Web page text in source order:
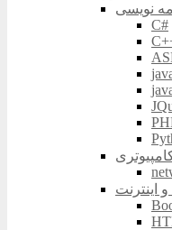
نویسی
C#
اینترنت